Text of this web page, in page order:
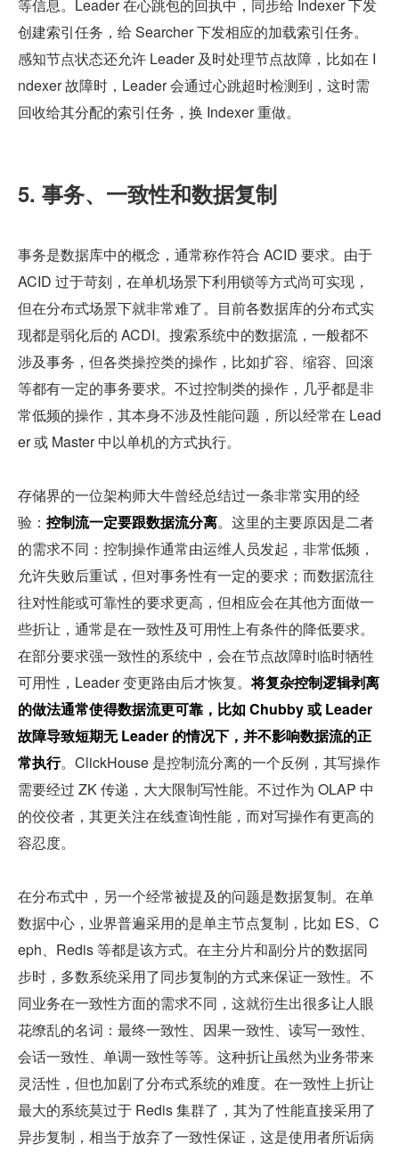
等信息。Leader 在心跳包的回执中，同步给 Indexer 下发
创建索引任务，给 Searcher 下发相应的加载索引任务。
感知节点状态还允许 Leader 及时处理节点故障，比如在 I
ndexer 故障时，Leader 会通过心跳超时检测到，这时需
回收给其分配的索引任务，换 Indexer 重做。
5. 事务、一致性和数据复制
事务是数据库中的概念，通常称作符合 ACID 要求。由于
ACID 过于苛刻，在单机场景下利用锁等方式尚可实现，
但在分布式场景下就非常难了。目前各数据库的分布式实
现都是弱化后的 ACDI。搜索系统中的数据流，一般都不
涉及事务，但各类操控类的操作，比如扩容、缩容、回滚
等都有一定的事务要求。不过控制类的操作，几乎都是非
常低频的操作，其本身不涉及性能问题，所以经常在 Lead
er 或 Master 中以单机的方式执行。
存储界的一位架构师大牛曾经总结过一条非常实用的经
验： 控制流一定要跟数据流分离。这里的主要原因是二者
的需求不同：控制操作通常由运维人员发起，非常低频，
允许失败后重试，但对事务性有一定的要求；而数据流往
往对性能或可靠性的要求更高，但相应会在其他方面做一
些折让，通常是在一致性及可用性上有条件的降低要求。
在部分要求强一致性的系统中，会在节点故障时临时牺牲
可用性，Leader 变更路由后才恢复。将复杂控制逻辑剥离
的做法通常使得数据流更可靠，比如 Chubby 或 Leader
故障导致短期无 Leader 的情况下，并不影响数据流的正
常执行。ClickHouse 是控制流分离的一个反例，其写操作
需要经过 ZK 传递，大大限制写性能。不过作为 OLAP 中
的佼佼者，其更关注在线查询性能，而对写操作有更高的
容忍度。
在分布式中，另一个经常被提及的问题是数据复制。在单
数据中心，业界普遍采用的是单主节点复制，比如 ES、C
eph、Redis 等都是该方式。在主分片和副分片的数据同
步时，多数系统采用了同步复制的方式来保证一致性。不
同业务在一致性方面的需求不同，这就衍生出很多让人眼
花缭乱的名词：最终一致性、因果一致性、读写一致性、
会话一致性、单调一致性等等。这种折让虽然为业务带来
灵活性，但也加剧了分布式系统的难度。在一致性上折让
最大的系统莫过于 Redis 集群了，其为了性能直接采用了
异步复制，相当于放弃了一致性保证，这是使用者所诟病